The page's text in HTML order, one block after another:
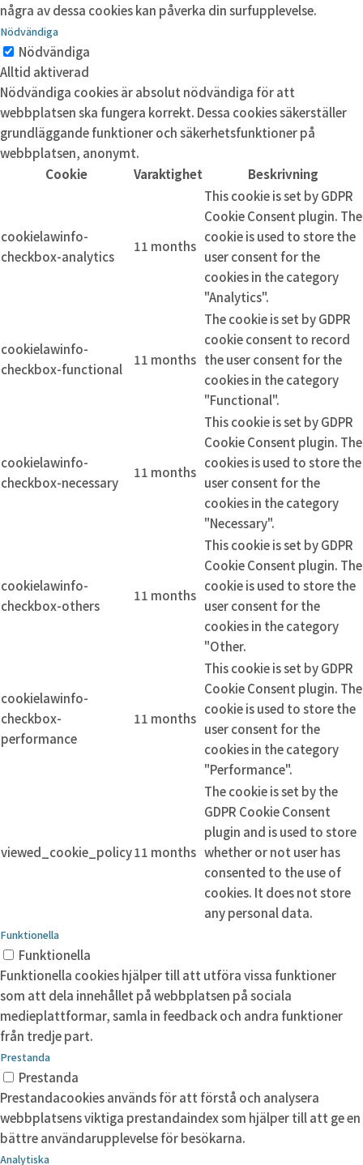
några av dessa cookies kan påverka din surfupplevelse.
Nödvändiga
Nödvändiga
Alltid aktiverad
Nödvändiga cookies är absolut nödvändiga för att
webbplatsen ska fungera korrekt. Dessa cookies säkerställer
grundläggande funktioner och säkerhetsfunktioner på
webbplatsen, anonymt.
Cookie
Varaktighet Beskrivning
cookielawinfo-
checkbox-analytics
11 months
This cookie is set by GDPR
Cookie Consent plugin. The
cookie is used to store the
user consent for the
cookies in the category
"Analytics".
cookielawinfo-
checkbox-functional
11 months
The cookie is set by GDPR
cookie consent to record
the user consent for the
cookies in the category
"Functional".
cookielawinfo-
checkbox-necessary
11 months
This cookie is set by GDPR
Cookie Consent plugin. The
cookies is used to store the
user consent for the
cookies in the category
"Necessary".
cookielawinfo-
checkbox-others
11 months
This cookie is set by GDPR
Cookie Consent plugin. The
cookie is used to store the
user consent for the
cookies in the category
"Other.
cookielawinfo-
checkbox-
performance
11 months
This cookie is set by GDPR
Cookie Consent plugin. The
cookie is used to store the
user consent for the
cookies in the category
"Performance".
viewed_cookie_policy11 months
The cookie is set by the
GDPR Cookie Consent
plugin and is used to store
whether or not user has
consented to the use of
cookies. It does not store
any personal data.
Funktionella
Funktionella
Funktionella cookies hjälper till att utföra vissa funktioner
som att dela innehållet på webbplatsen på sociala
medieplattformar, samla in feedback och andra funktioner
från tredje part.
Prestanda
Prestanda
Prestandacookies används för att förstå och analysera
webbplatsens viktiga prestandaindex som hjälper till att ge en
bättre användarupplevelse för besökarna.
Analytiska